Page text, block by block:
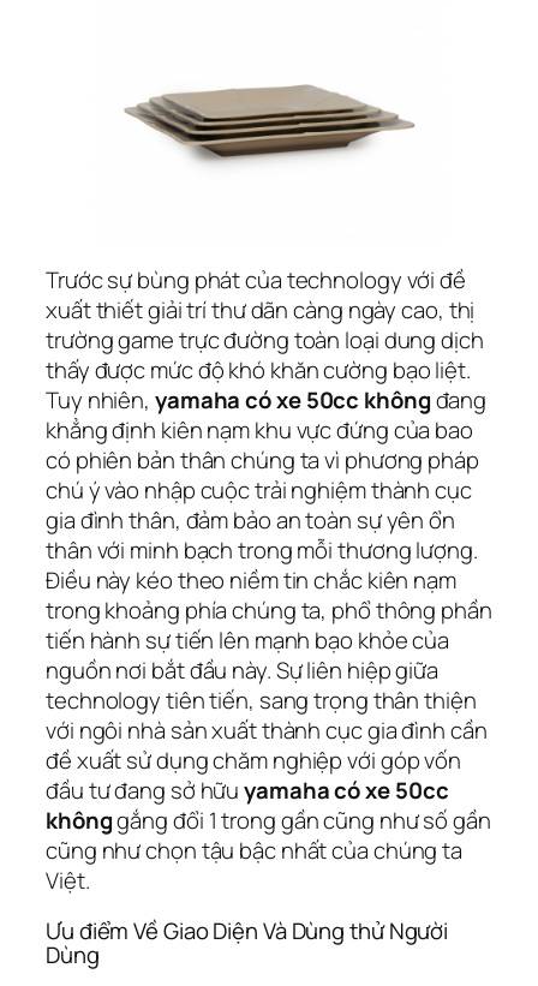
Trước sự bùng phát của technology với đề
xuất thiết giải trí thư dãn càng ngày cao, thị
trường game trực đường toàn loại dung dịch
thấy được mức độ khó khăn cường bạo liệt.
Tuy nhiên, yamaha có xe 50cc khôngđang
khẳng định kiên nạm khu vực đứng của bao
có phiên bản thân chúng ta vì phương pháp
chú ý vào nhập cuộc trải nghiệm thành cục
gia đình thân, đảm bảo an toàn sự yên ổn
thân với minh bạch trong mỗi thương lượng.
Điều này kéo theo niềm tin chắc kiên nạm
trong khoảng phía chúng ta, phổ thông phần
tiến hành sự tiến lên mạnh bạo khỏe của
nguồn nơi bắt đầu này. Sự liên hiệp giữa
technology tiên tiến, sang trọng thân thiện
với ngôi nhà sản xuất thành cục gia đình cần
đề xuất sử dụng chăm nghiệp với góp vốn
đầu tư đang sở hữuyamaha có xe 50cc
khônggắng đổi 1 trong gần cũng như số gần
cũng như chọn tậu bậc nhất của chúng ta
Việt.
Ưu điểm Về Giao Diện Và Dùng thử Người
Dùng